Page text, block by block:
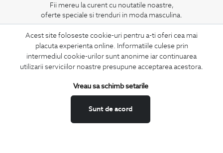
Acest site foloseste cookie-uri pentru a-ti oferi cea mai
placuta experienta online. Informatiile culese prin
intermediul cookie-urilor sunt anonime iar continuarea
utilizarii serviciilor noastre presupune acceptarea acestora.
Sunt de acord
Vreau sa schimb setarile
Fii mereu la curent cu noutatile noastre,
oferte speciale si trenduri in moda masculina.
CONCIERGE
Termeni si conditii
Schimburi si retur
ANPC